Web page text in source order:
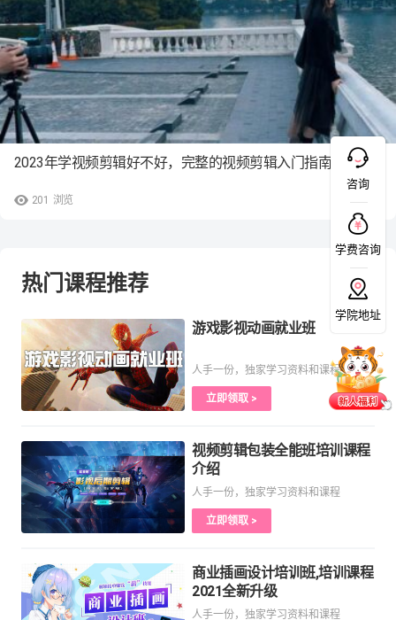
201 浏览
2023年学视频剪辑好不好，完整的视频剪辑入门指南
热门课程推荐
游戏影视动画就业班
人手一份，独家学习资料和课程
立即领取 >
视频剪辑包装全能班培训课程
介绍
人手一份，独家学习资料和课程
立即领取 >
商业插画设计培训班,培训课程
2021全新升级
人手一份，独家学习资料和课程
咨询
学费咨询
学院地址